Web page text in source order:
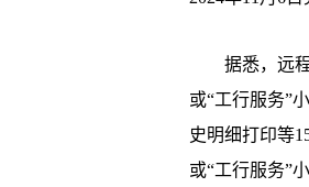
据悉，远程
或“工行服务”
史明细打印等
或“工行服务”